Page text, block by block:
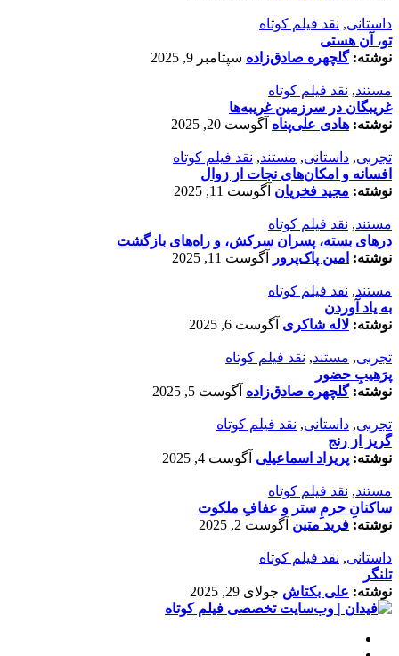
داستانی, نقد فیلم کوتاه
تو، آن هستی
نوشته:گلچهره صادق‌زاده سپتامبر 9, 2025
مستند, نقد فیلم کوتاه
غریبگان در سرزمین غریبه‌ها
نوشته: هادی علی‌پناه آگوست 20, 2025
تجربی, داستانی, مستند, نقد فیلم کوتاه
افسانه‌ و امکان‌های نجات از زوال
نوشته: مجید فخریان آگوست 11, 2025
مستند, نقد فیلم کوتاه
درهای بسته، پسران سرکش، و راه‌های بازگشت
نوشته: امین پاک‌پرور آگوست 11, 2025
مستند, نقد فیلم کوتاه
به یاد آوردن
نوشته: لاله شاکری آگوست 6, 2025
تجربی, مستند, نقد فیلم کوتاه
پرَهیب‌ِ حضور
نوشته:گلچهره صادق‌زاده آگوست 5, 2025
تجربی, داستانی, نقد فیلم کوتاه
گریز از رنج
نوشته: پریزاد اسماعیلی آگوست 4, 2025
مستند, نقد فیلم کوتاه
ساکنانِ حرمِ ستر و عفافِ ملکوت
نوشته: فرید متین آگوست 2, 2025
داستانی, نقد فیلم کوتاه
تلنگر
نوشته: علی بکتاش جولای 29, 2025